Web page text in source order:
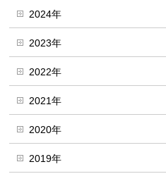
2024年
2023年
2022年
2021年
2020年
2019年